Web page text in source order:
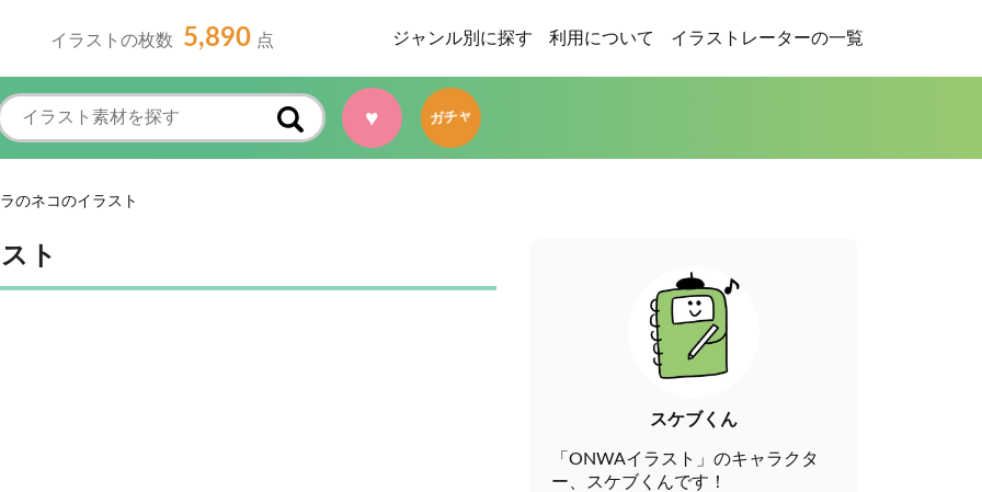
イラストの枚数 5,890 点 ジャンル別に探す 利用について イラストレーターの一覧
♥ ガチャ
のネコのイラスト
ト
スケブくん
「ONWAイラスト」のキャラクタ
ー、スケブくんです！